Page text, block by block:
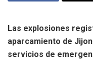
Las explosiones
aparcamiento de
servicios de